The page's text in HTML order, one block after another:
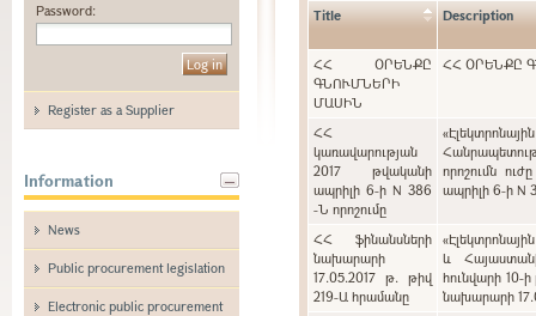
Password:
Register as a Supplier
Information
News
Public procurement legislation
Electronic public procurement
Title Description
ՀՀ ՕՐԵՆՔԸ
ԳՆՈՒՄՆԵՐԻ
ՄԱՍԻՆ
ՀՀ ՕՐԵՆՔԸ
ՀՀ
կառավարության
2017 թվականի
ապրիլի 6-ի N 386
-Ն որոշումը
որոշումն
ապրիլի 6-ի N
ՀՀ ֆինանսների
նախարարի
17.05.2017 թ. թիվ
219-Ա հրամանը
և
հունվարի 10-
նախարարի